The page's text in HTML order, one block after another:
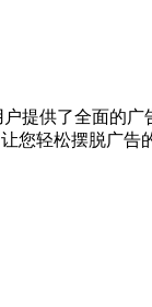
提供了全面的
您轻松摆脱广告